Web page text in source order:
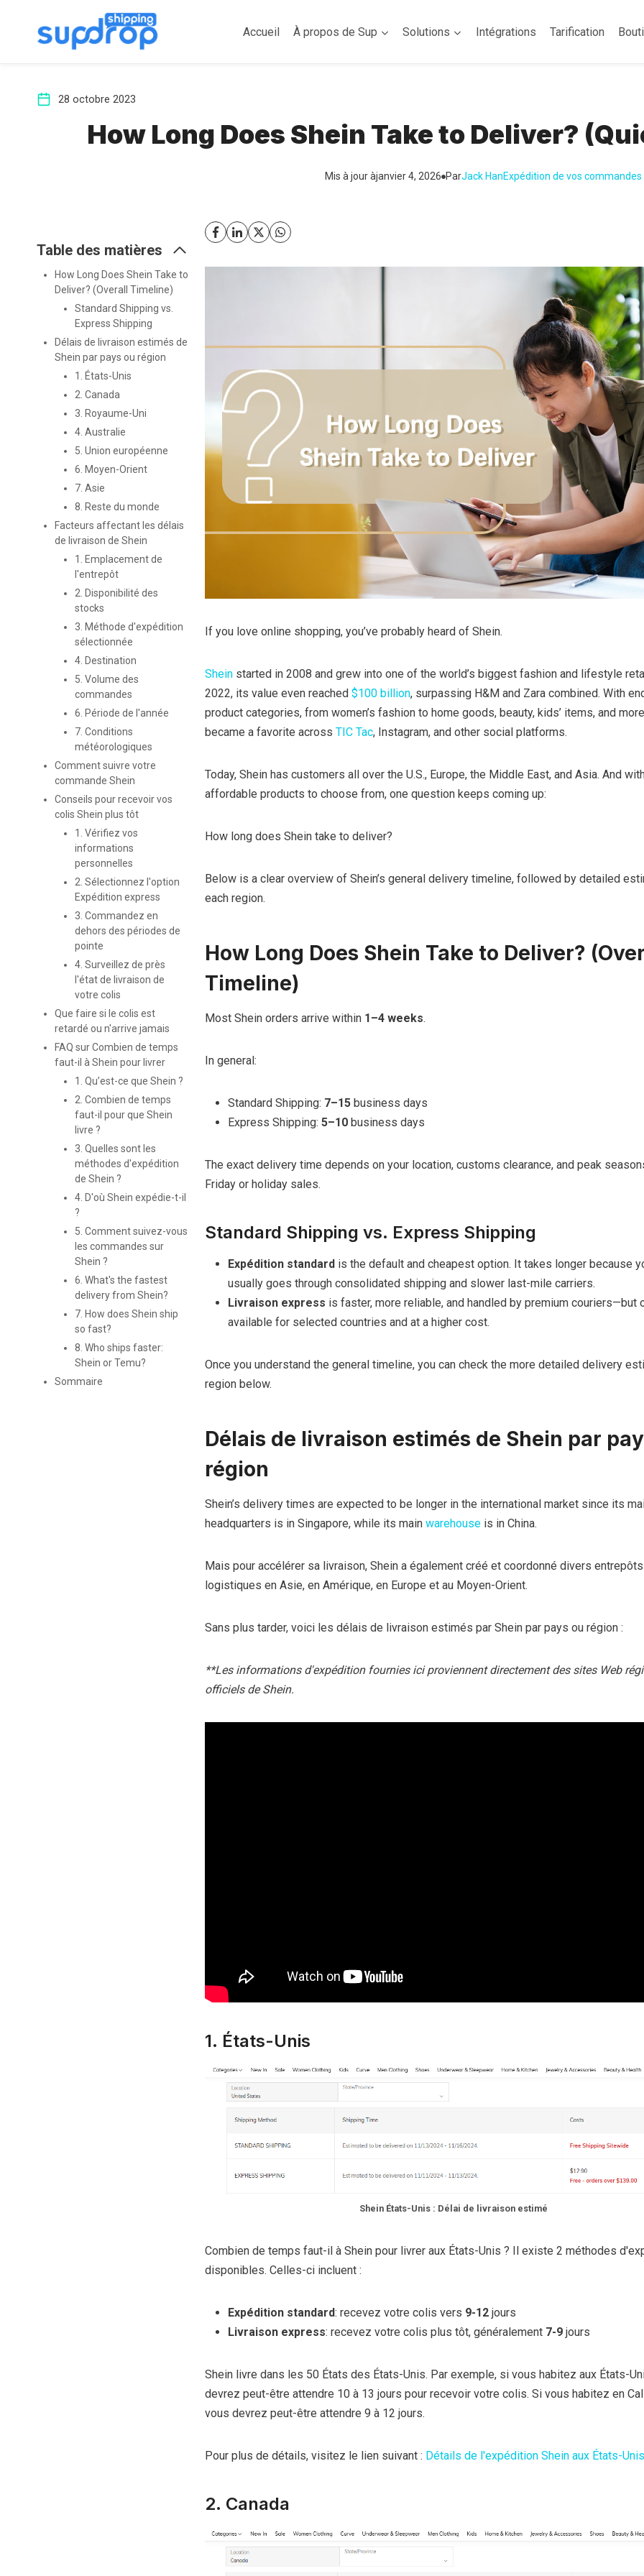
Accueil À propos de Sup Solutions Intégrations Tarification
28 octobre 2023
How Long Does Shein Take to Deliver?
Mis à jour àjanvier 4, 2026 ParJack HanExpédition de vos commandes
Table des matières
How Long Does Shein Take to
Deliver? (Overall Timeline)
Standard Shipping vs.
Express Shipping
Délais de livraison estimés de
Shein par pays ou région
1. États-Unis
2. Canada
3. Royaume-Uni
4. Australie
5. Union européenne
6. Moyen-Orient
7. Asie
8. Reste du monde
Facteurs affectant les délais
de livraison de Shein
1. Emplacement de
l'entrepôt
2. Disponibilité des
stocks
3. Méthode d'expédition
sélectionnée
4. Destination
5. Volume des
commandes
6. Période de l'année
7. Conditions
météorologiques
Comment suivre votre
commande Shein
Conseils pour recevoir vos
colis Shein plus tôt
1. Vérifiez vos
informations
personnelles
2. Sélectionnez l'option
Expédition express
3. Commandez en
dehors des périodes de
pointe
4. Surveillez de près
l'état de livraison de
votre colis
Que faire si le colis est
retardé ou n'arrive jamais
FAQ sur Combien de temps
faut-il à Shein pour livrer
1. Qu’est-ce que Shein ?
2. Combien de temps
faut-il pour que Shein
livre ?
3. Quelles sont les
méthodes d'expédition
de Shein ?
4. D'où Shein expédie-t-il
?
5. Comment suivez-vous
les commandes sur
Shein ?
6. What's the fastest
delivery from Shein?
7. How does Shein ship
so fast?
8. Who ships faster:
Shein or Temu?
Sommaire
If you love online shopping, you’ve probably heard of Shein.
Shein started in 2008 and grew into one of the world’s biggest fashion and lifestyle
2022, its value even reached $100 billion, surpassing H&M and Zara combined. With
product categories, from women’s fashion to home goods, beauty, kids’ items, and
became a favorite across TIC Tac, Instagram, and other social platforms.
Today, Shein has customers all over the U.S., Europe, the Middle East, and Asia. And
affordable products to choose from, one question keeps coming up:
How long does Shein take to deliver?
Below is a clear overview of Shein’s general delivery timeline, followed by detailed
each region.
How Long Does Shein Take to Deliver?
Timeline)
Most Shein orders arrive within1–4 weeks.
In general:
Standard Shipping: 7–15business days
Express Shipping: 5–10 business days
The exact delivery time depends on your location, customs clearance, and peak
Friday or holiday sales.
Standard Shipping vs. Express Shipping
Expédition standardis the default and cheapest option. It takes longer because
usually goes through consolidated shipping and slower last-mile carriers.
Livraison express is faster, more reliable, and handled by premium couriers—but
available for selected countries and at a higher cost.
Once you understand the general timeline, you can check the more detailed delivery
region below.
Délais de livraison estimés de Shein par
région
Shein’s delivery times are expected to be longer in the international market since its
headquarters is in Singapore, while its main warehouseis in China.
Mais pour accélérer sa livraison, Shein a également créé et coordonné divers entrepôts
logistiques en Asie, en Amérique, en Europe et au Moyen-Orient.
Sans plus tarder, voici les délais de livraison estimés par Shein par pays ou région :
**Les informations d'expédition fournies ici proviennent directement des sites Web
officiels de Shein.
1. États-Unis
Shein États-Unis : Délai de livraison estimé
Combien de temps faut-il à Shein pour livrer aux États-Unis ? Il existe 2 méthodes
disponibles. Celles-ci incluent :
Expédition standard: recevez votre colis vers 9-12jours
Livraison express: recevez votre colis plus tôt, généralement 7-9jours
Shein livre dans les 50 États des États-Unis. Par exemple, si vous habitez aux États-
devrez peut-être attendre 10 à 13 jours pour recevoir votre colis. Si vous habitez en
vous devrez peut-être attendre 9 à 12 jours.
Pour plus de détails, visitez le lien suivant : Détails de l'expédition Shein aux États-Unis
2. Canada